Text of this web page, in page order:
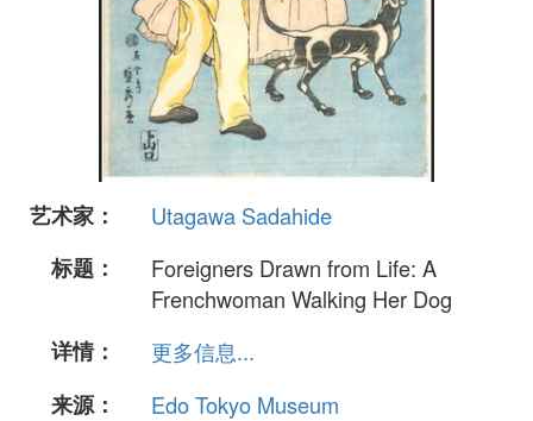
艺术家：
Utagawa Sadahide
标题：
Foreigners Drawn from Life: A
Frenchwoman Walking Her Dog
详情：
更多信息...
来源：
Edo Tokyo Museum